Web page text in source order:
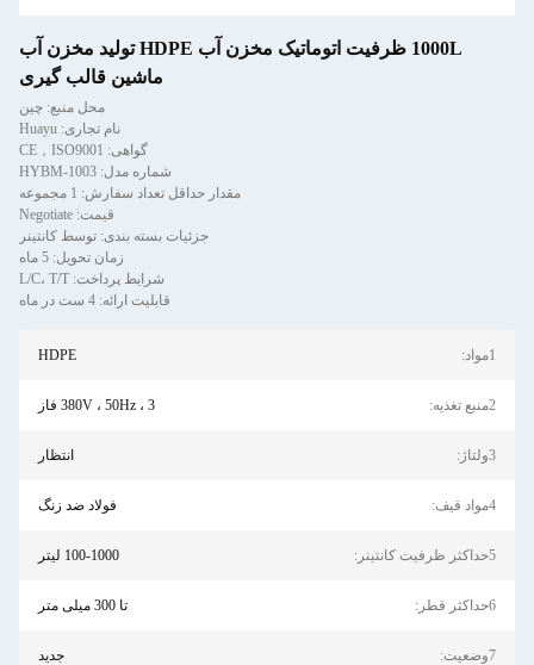
1000L ظرفیت اتوماتیک مخزن آب HDPE تولید مخزن آب
ماشین قالب گیری
محل منبع: چین
نام تجاری: Huayu
گواهی: CE，ISO9001
شماره مدل: HYBM-1003
مقدار حداقل تعداد سفارش: 1 مجموعه
قیمت: Negotiate
جزئیات بسته بندی: توسط کانتینر
زمان تحویل: 5 ماه
شرایط پرداخت: L/C، T/T
قابلیت ارائه: 4 ست در ماه
1مواد: HDPE
2منبع تغذیه: 380V ، 50Hz ، 3 فاز
3ولتاژ: انتظار
4مواد قیف: فولاد ضد زنگ
5حداکثر ظرفیت کانتینر: 100-1000 لیتر
6حداکثر قطر: تا 300 میلی متر
7وضعیت: جدید